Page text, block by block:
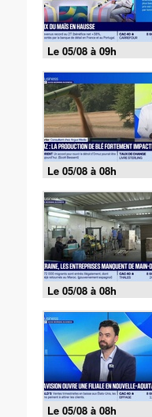
Le 05/08 à 09h
Le 05/08 à 08h
Le 05/08 à 08h
Le 05/08 à 08h